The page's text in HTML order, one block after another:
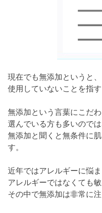
現在でも無添加というと
使用していないことを指
無添加という言葉にこだ
選んでいる方も多いのでは
無添加と聞くと無条件に
す。
近年ではアレルギーに悩
アレルギーではなくても
その中で無添加は非常に